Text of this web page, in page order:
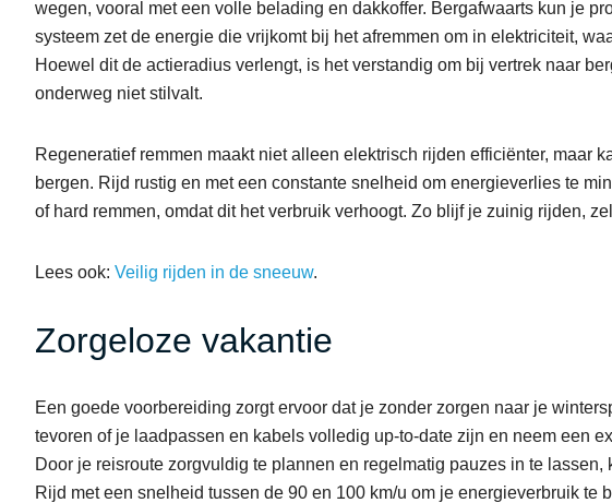
wegen, vooral met een volle belading en dakkoffer. Bergafwaarts kun je
systeem zet de energie die vrijkomt bij het afremmen om in elektriciteit,
Hoewel dit de actieradius verlengt, is het verstandig om bij vertrek naar
onderweg niet stilvalt.
Regeneratief remmen maakt niet alleen elektrisch rijden efficiënter, maar
bergen. Rijd rustig en met een constante snelheid om energieverlies te
of hard remmen, omdat dit het verbruik verhoogt. Zo blijf je zuinig rijden,
Lees ook:Veilig rijden in de sneeuw.
Zorgeloze vakantie
Een goede voorbereiding zorgt ervoor dat je zonder zorgen naar je
tevoren of je laadpassen en kabels volledig up-to-date zijn en neem een
Door je reisroute zorgvuldig te plannen en regelmatig pauzes in te
Rijd met een snelheid tussen de 90 en 100 km/u om je energieverbruik te